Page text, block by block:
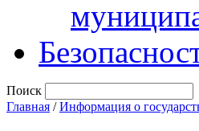
Поиск
Главная /Информация о